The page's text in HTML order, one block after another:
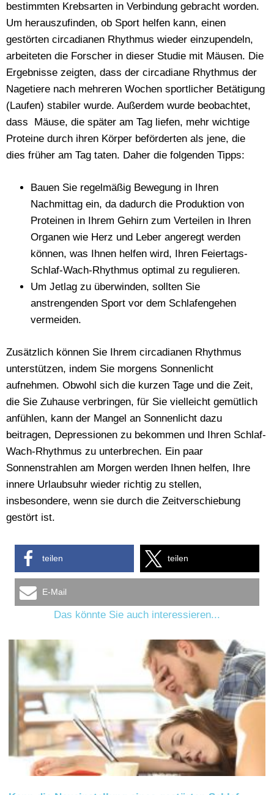
bestimmten Krebsarten in Verbindung gebracht worden.
Um herauszufinden, ob Sport helfen kann, einen
gestörten circadianen Rhythmus wieder einzupendeln,
arbeiteten die Forscher in dieser Studie mit Mäusen. Die
Ergebnisse zeigten, dass der circadiane Rhythmus der
Nagetiere nach mehreren Wochen sportlicher Betätigung
(Laufen) stabiler wurde. Außerdem wurde beobachtet,
dass Mäuse, die später am Tag liefen, mehr wichtige
Proteine durch ihren Körper beförderten als jene, die
dies früher am Tag taten. Daher die folgenden Tipps:
Bauen Sie regelmäßig Bewegung in Ihren
Nachmittag ein, da dadurch die Produktion von
Proteinen in Ihrem Gehirn zum Verteilen in Ihren
Organen wie Herz und Leber angeregt werden
können, was Ihnen helfen wird, Ihren Feiertags-
Schlaf-Wach-Rhythmus optimal zu regulieren.
Um Jetlag zu überwinden, sollten Sie
anstrengenden Sport vor dem Schlafengehen
vermeiden.
Zusätzlich können Sie Ihrem circadianen Rhythmus
unterstützen, indem Sie morgens Sonnenlicht
aufnehmen. Obwohl sich die kurzen Tage und die Zeit,
die Sie Zuhause verbringen, für Sie vielleicht gemütlich
anfühlen, kann der Mangel an Sonnenlicht dazu
beitragen, Depressionen zu bekommen und Ihren Schlaf-
Wach-Rhythmus zu unterbrechen. Ein paar
Sonnenstrahlen am Morgen werden Ihnen helfen, Ihre
innere Urlaubsuhr wieder richtig zu stellen,
insbesondere, wenn sie durch die Zeitverschiebung
gestört ist.
teilen teilen
E-Mail
Das könnte Sie auch interessieren...